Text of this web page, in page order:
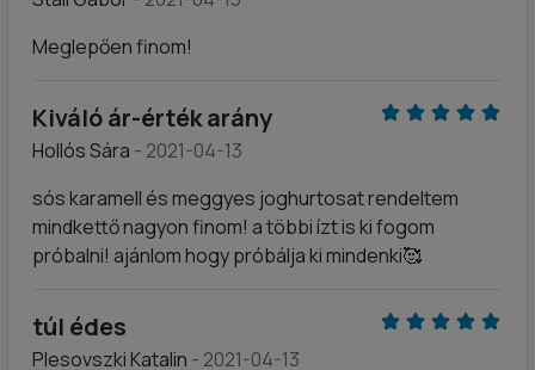
Meglepően finom!
Kiváló ár-érték arány
Hollós Sára - 2021-04-13
sós karamell és meggyes joghurtosat rendeltem
mindkettő nagyon finom! a többi ízt is ki fogom
próbalni! ajánlom hogy próbálja ki mindenki🥰
túl édes
Plesovszki Katalin - 2021-04-13